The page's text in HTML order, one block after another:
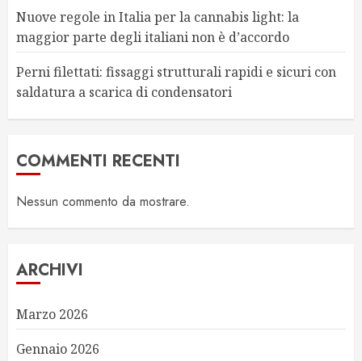
Nuove regole in Italia per la cannabis light: la
maggior parte degli italiani non è d’accordo
Perni filettati: fissaggi strutturali rapidi e sicuri con
saldatura a scarica di condensatori
COMMENTI RECENTI
Nessun commento da mostrare.
ARCHIVI
Marzo 2026
Gennaio 2026